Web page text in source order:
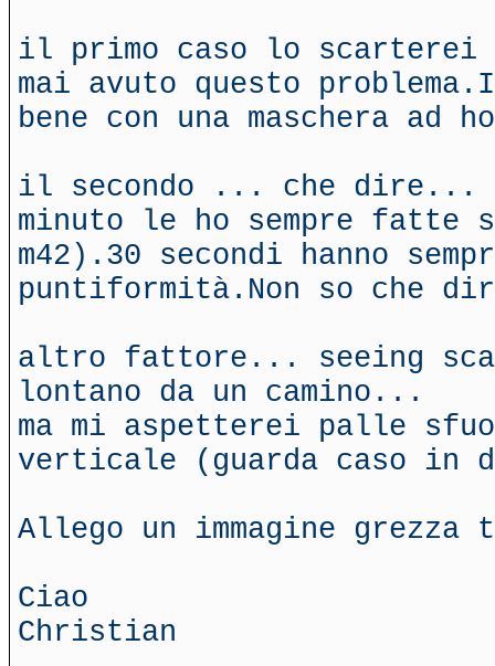
il primo caso lo scarterei
mai avuto questo
bene con una maschera ad
il secondo ... che dire...
minuto le ho sempre fatte
m42).30 secondi hanno
puntiformità.Non so che
altro fattore... seeing
lontano da un camino...
ma mi aspetterei palle
verticale (guarda caso in
Allego un immagine
Ciao
Christian